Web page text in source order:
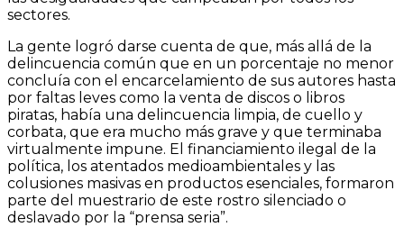
sectores.
La gente logró darse cuenta de que, más allá de la
delincuencia común que en un porcentaje no menor
concluía con el encarcelamiento de sus autores hasta
por faltas leves como la venta de discos o libros
piratas, había una delincuencia limpia, de cuello y
corbata, que era mucho más grave y que terminaba
virtualmente impune. El financiamiento ilegal de la
política, los atentados medioambientales y las
colusiones masivas en productos esenciales, formaron
parte del muestrario de este rostro silenciado o
deslavado por la “prensa seria”.